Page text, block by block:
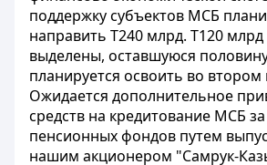
поддержку субъектов МСБ
направить Т240 млрд. Т120
выделены, оставшуюся
планируется освоить во втором
Ожидается дополнительное
средств на кредитование МСБ за
пенсионных фондов путем
нашим акционером "Самрук-